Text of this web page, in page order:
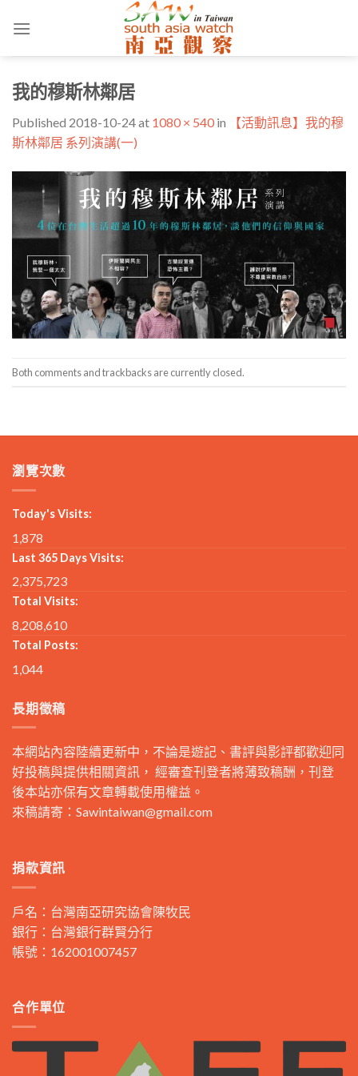
我的穆斯林鄰居
Published 2018-10-24at 1080 × 540 in
【活動訊息】我的穆
斯林鄰居 系列演講(一)
Both comments and trackbacks are currently closed.
瀏覽次數
Today's Visits:
1,878
Last 365 Days Visits:
2,375,723
Total Visits:
8,208,610
Total Posts:
1,044
長期徵稿
本網站內容陸續更新中，不論是遊記、書評與影評都歡迎同
好投稿與提供相關資訊， 經審查刊登者將薄致稿酬，刊登
後本站亦保有文章轉載使用權益。
來稿請寄： Sawintaiwan@gmail.com
捐款資訊
戶名：台灣南亞研究協會陳牧民
銀行：台灣銀行群賢分行
帳號：162001007457
合作單位